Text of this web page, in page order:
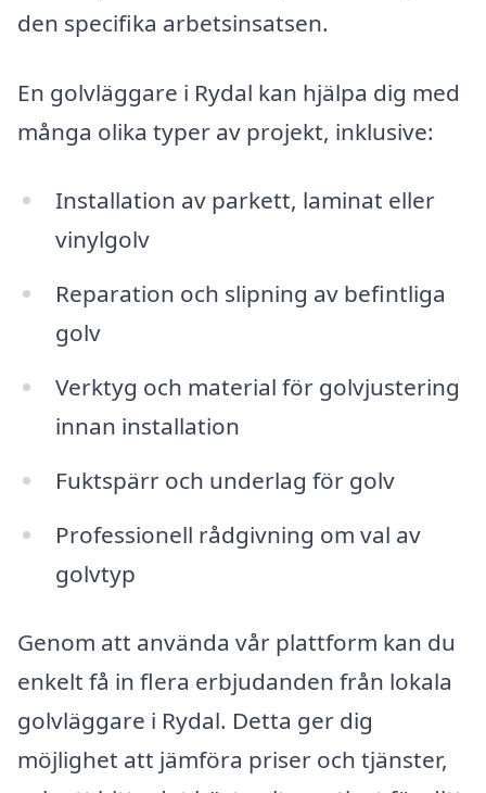
den specifika arbetsinsatsen.
En golvläggare i Rydal kan hjälpa dig med
många olika typer av projekt, inklusive:
Installation av parkett, laminat eller
vinylgolv
Reparation och slipning av befintliga
golv
Verktyg och material för golvjustering
innan installation
Fuktspärr och underlag för golv
Professionell rådgivning om val av
golvtyp
Genom att använda vår plattform kan du
enkelt få in flera erbjudanden från lokala
golvläggare i Rydal. Detta ger dig
möjlighet att jämföra priser och tjänster,